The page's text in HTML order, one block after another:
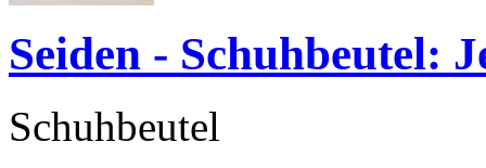
Seiden - Schuhbeutel:
Schuhbeutel